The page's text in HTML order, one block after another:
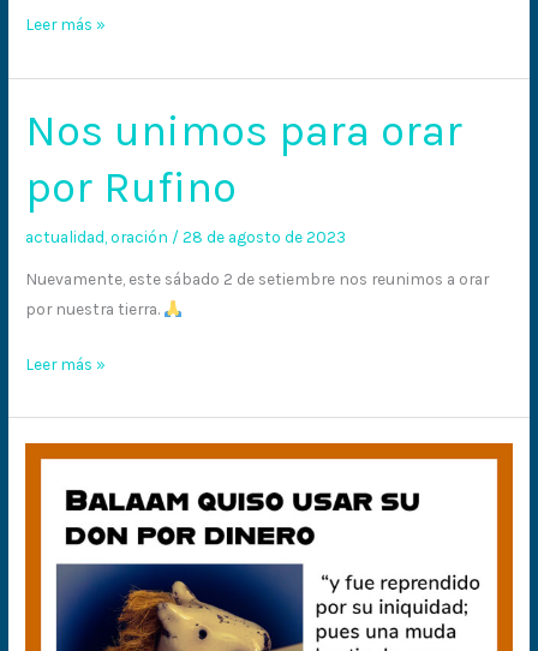
Leer más »
Nos unimos para orar
por Rufino
actualidad ,oración /28 de agosto de 2023
Nuevamente, este sábado 2 de setiembre nos reunimos a orar
por nuestra tierra.
Nos
unimos
para
orar
por
Leer más »
Reprendido